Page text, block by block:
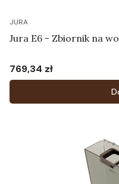
JURA
Jura E6 - Zbiornik na
Cena
769,34 zł